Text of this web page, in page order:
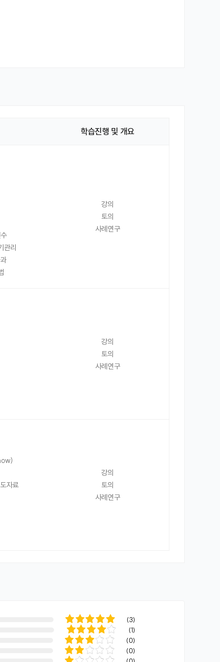
학습진행 및 개요
관리
강의
토의
사례연구
강의
토의
사례연구
자료
강의
토의
사례연구
(3)
(1)
(0)
(0)